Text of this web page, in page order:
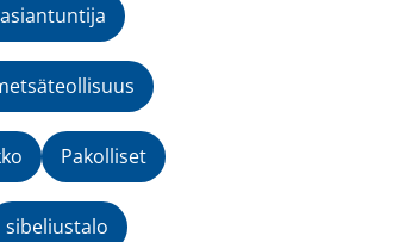
Pakolliset
sibeliustalo